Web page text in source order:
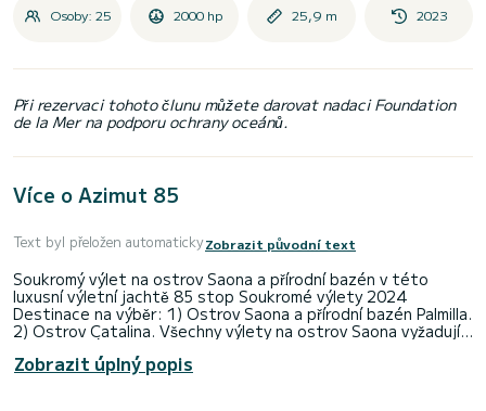
Osoby: 25 2000 hp 25,9 m 2023
Při rezervaci tohoto člunu můžete darovat nadaci Foundation
de la Mer na podporu ochrany oceánů.
Více o Azimut 85
Text byl přeložen automatickyZobrazit původní text
Soukromý výlet na ostrov Saona a přírodní bazén v této
luxusní výletní jachtě 85 stop Soukromé výlety 2024
Destinace na výběr: 1) Ostrov Saona a přírodní bazén Palmilla.
2) Ostrov Catalina. Všechny výlety na ostrov Saona vyžadují
MARINA - CASA DE CAMPO (s luxusní jachtou cranchi).- CAP
CANA - PUNTA CANA! POPIS VÝLETU SAONA: Odjezd z
Zobrazit úplný popis